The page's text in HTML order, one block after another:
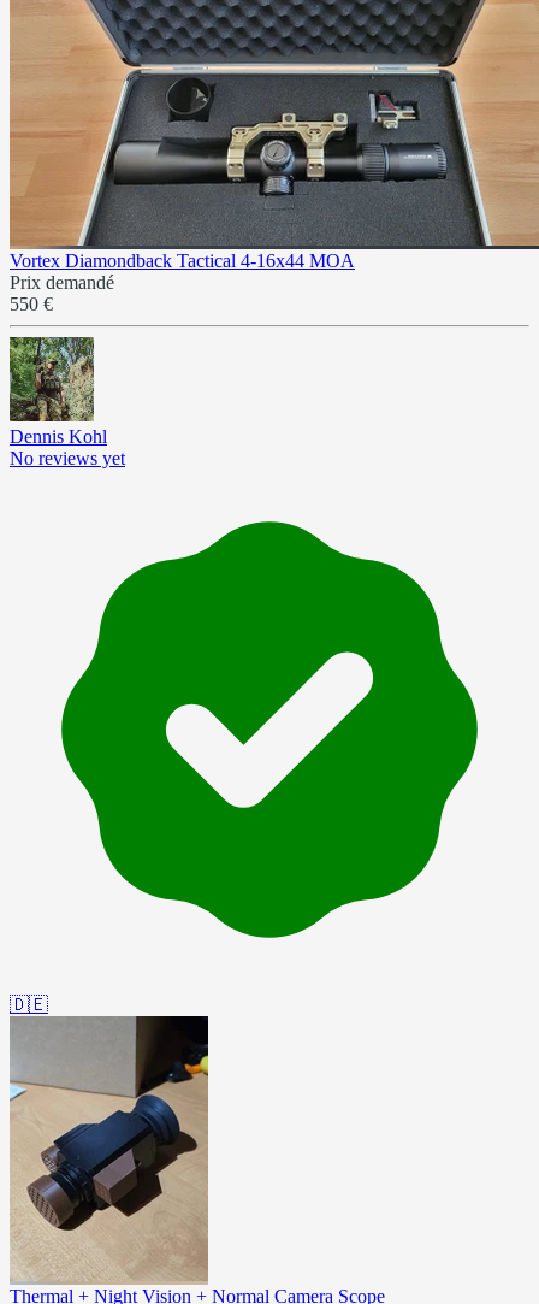
Vortex Diamondback Tactical 4-16x44 MOA
Prix demandé
550 €
Dennis Kohl
No reviews yet
🇩🇪
Thermal + Night Vision + Normal Camera Scope